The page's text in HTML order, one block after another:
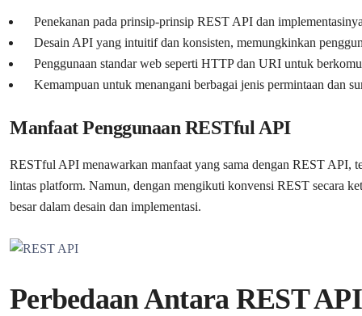
Penekanan pada prinsip-prinsip REST API dan
Desain API yang intuitif dan konsisten, memungkinkan
Penggunaan standar web seperti HTTP dan URI untuk
Kemampuan untuk menangani berbagai jenis permintaan dan
Manfaat Penggunaan RESTful API
RESTful API menawarkan manfaat yang sama dengan REST API,
lintas platform. Namun, dengan mengikuti konvensi REST secara
besar dalam desain dan implementasi.
Perbedaan Antara REST